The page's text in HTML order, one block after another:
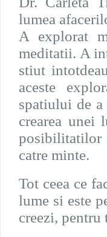
lumea
A explorat
meditatii. A
stiut
aceste
spatiului de
crearea
posibilitatilor
catre minte.
Tot ceea ce
lume si este
creezi, pentru